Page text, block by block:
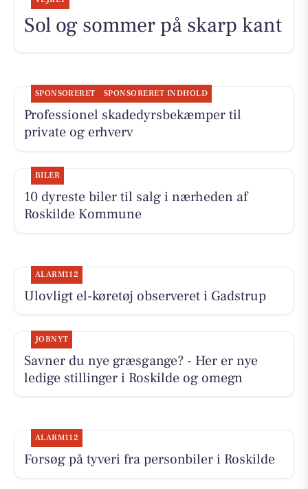
Sol og sommer på skarp kant
SPONSORERET SPONSORERET INDHOLD
Professionel skadedyrsbekæmper til
private og erhverv
BILER
10 dyreste biler til salg i nærheden af
Roskilde Kommune
ALARM112
Ulovligt el-køretøj observeret i Gadstrup
JOBNYT
Savner du nye græsgange? - Her er nye
ledige stillinger i Roskilde og omegn
ALARM112
Forsøg på tyveri fra personbiler i Roskilde